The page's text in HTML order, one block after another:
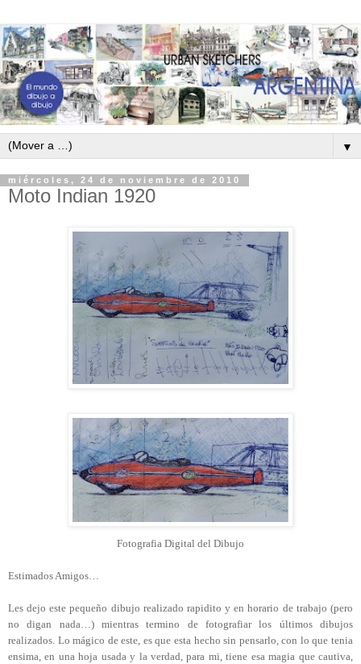
▼
miércoles, 24 de noviembre de 2010
Moto Indian 1920
Fotografia Digital del Dibujo
Estimados Amigos…
Les dejo este pequeño dibujo realizado rapidito y en horario de trabajo (pero
no digan nada…) mientras termino de fotografiar los últimos dibujos
realizados. Lo mágico de este, es que esta hecho sin pensarlo, con lo que tenia
ensima, en una hoja usada y la verdad, para mi, tiene esa magia que cautiva,